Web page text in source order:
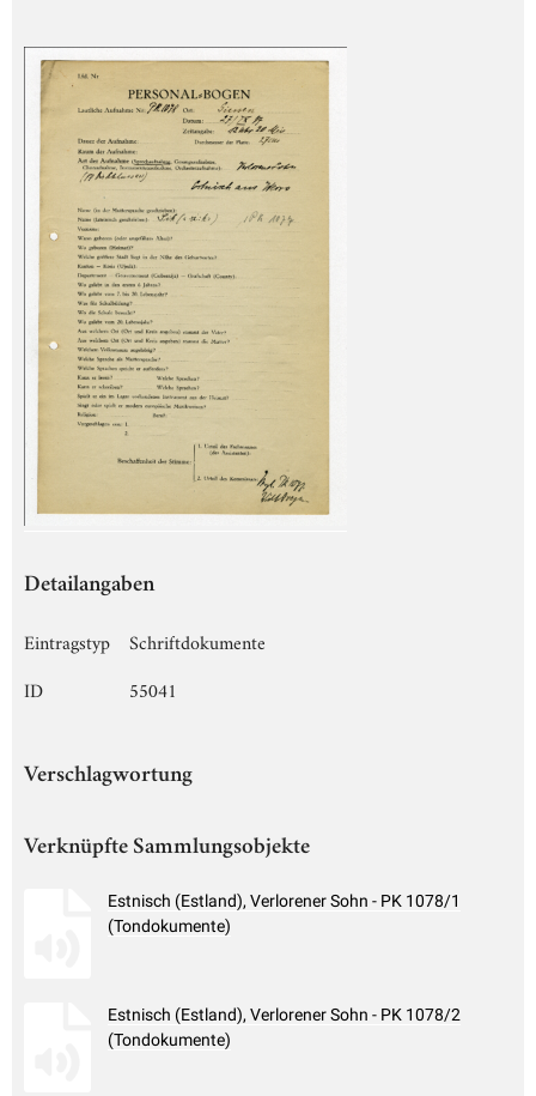
Detailangaben
Eintragstyp
Schriftdokumente
ID
55041
Verschlagwortung
Verknüpfte Sammlungsobjekte
Estnisch (Estland), Verlorener Sohn - PK 1078/1
(Tondokumente)
Estnisch (Estland), Verlorener Sohn - PK 1078/2
(Tondokumente)